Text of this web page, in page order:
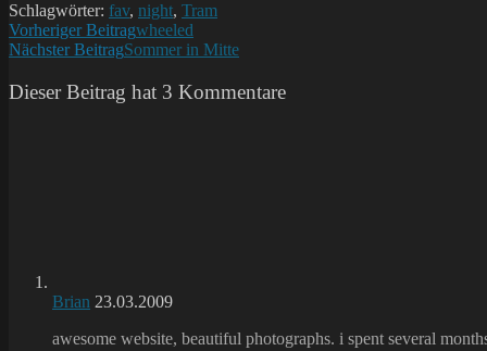
Schlagwörter: fav, night, Tram
Weitere
Artikel
ansehen
Vorheriger Beitragwheeled
Nächster BeitragSommer in Mitte
Dieser Beitrag hat 3 Kommentare
Brian 23.03.2009
awesome website, beautiful photographs. i spent several